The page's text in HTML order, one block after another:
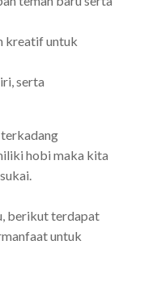
kreatif untuk
serta
hobi maka kita
berikut terdapat
untuk